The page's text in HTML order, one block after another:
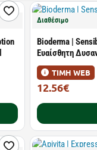
Διαθέσιμο
Bioderma |
Ευαίσθητη
ΤΙΜΗ WEB
12.56€